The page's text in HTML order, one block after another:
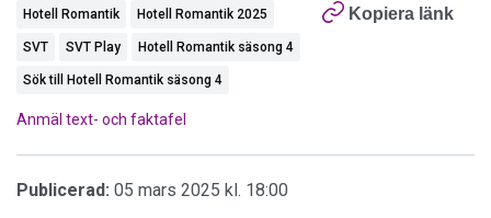
Kopiera länk
Hotell Romantik Hotell Romantik 2025
SVT SVT Play Hotell Romantik säsong 4
Sök till Hotell Romantik säsong 4
Anmäl text- och faktafel
Publicerad: 05 mars 2025 kl. 18:00